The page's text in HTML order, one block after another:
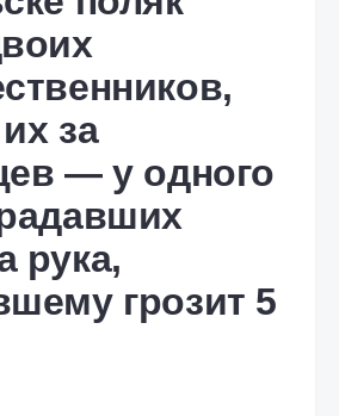
за
— у одного
рука,
грозит 5